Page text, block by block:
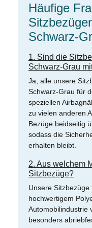
Häufige
Schwarz-
1. Sind die
Schwarz-Grau
Ja, alle unsere
Schwarz-Grau für
speziellen
zu vielen anderen
Bezüge beidseitig
sodass die
erhalten bleibt.
2. Aus welchem
Sitzbezüge?
Unsere
hochwertigem
Automobilindustrie
besonders